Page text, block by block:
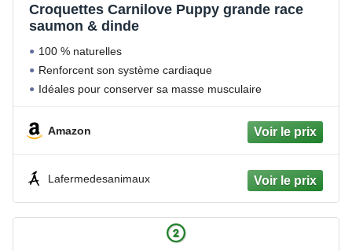
Croquettes Carnilove Puppy grande race
saumon & dinde
100 % naturelles
Renforcent son système cardiaque
Idéales pour conserver sa masse musculaire
Amazon
Lafermedesanimaux